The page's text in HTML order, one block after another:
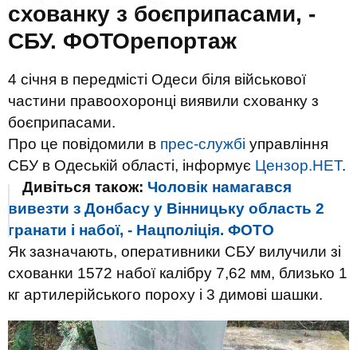
схованку з боєприпасами, -
СБУ. ФОТОрепортаж
4 січня в передмісті Одеси біля військової
частини правоохоронці виявили схованку з
боєприпасами.
Про це повідомили в прес-службі управління
СБУ в Одеській області, інформує Цензор.НЕТ.
Дивіться також: Чоловік намагався
вивезти з Донбасу у Вінницьку область 2
гранати і набої, - Нацполіція. ФОТО
Як зазначають, оперативники СБУ вилучили зі
схованки 1572 набої калібру 7,62 мм, близько 1
кг артилерійського пороху і 3 димові шашки.